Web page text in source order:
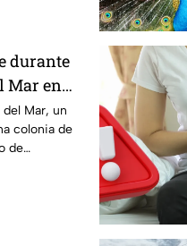
durante
Mar en
Mar, un
colonia de
de